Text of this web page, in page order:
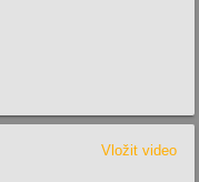
Vložit video